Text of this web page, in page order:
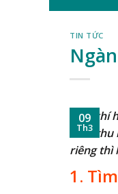
TIN TỨC
09
Th3
Dầu
mức
riêng thì
1.